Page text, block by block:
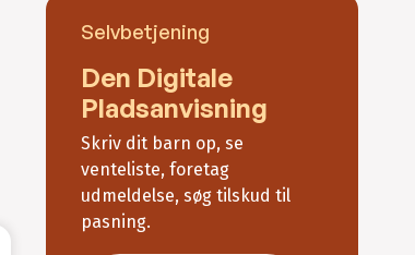
Selvbetjening
Den Digitale
Pladsanvisning
Skriv dit barn op, se
venteliste, foretag
udmeldelse, søg tilskud til
pasning.